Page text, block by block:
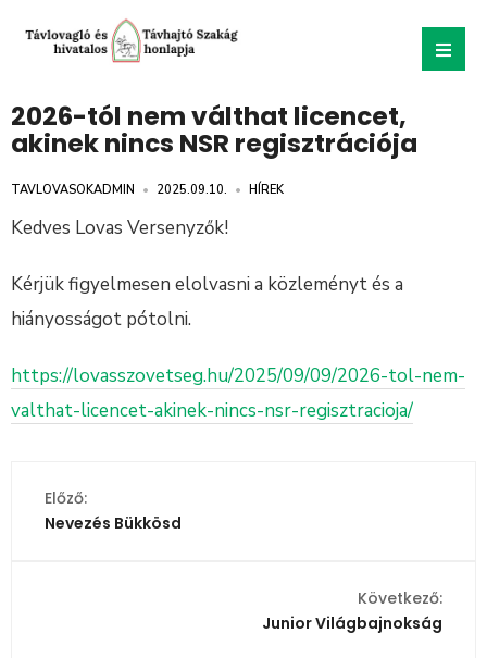
2026-tól nem válthat licencet,
akinek nincs NSR regisztrációja
TAVLOVASOKADMIN • 2025.09.10. • HÍREK
Kedves Lovas Versenyzők!
Kérjük figyelmesen elolvasni a közleményt és a
hiányosságot pótolni.
https://lovasszovetseg.hu/2025/09/09/2026-tol-nem-
valthat-licencet-akinek-nincs-nsr-regisztracioja/
Előző:
Nevezés Bükkösd
Következő:
Junior Világbajnokság